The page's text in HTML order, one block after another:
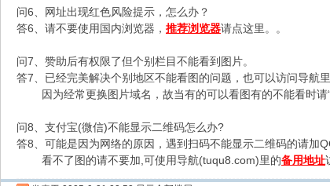
问6、网址出现红色风险提示，怎么办？
答6、请不要使用国内浏览器， 推荐浏览器请点这里。。
问7、赞助后有权限了但个别栏目不能看到图片。
答7、已经完美解决个别地区不能看图的问题，也可以访问导航
因为经常更换图片域名，故当有的可以看图有的不能看时请
问8、支付宝(微信)不能显示二维码怎么办?
答8、可能是因为网络的原因，遇到扫码不能显示二维码的请加
看不了图的请不要加,可使用导航(tuqu8.com)里的备用地址